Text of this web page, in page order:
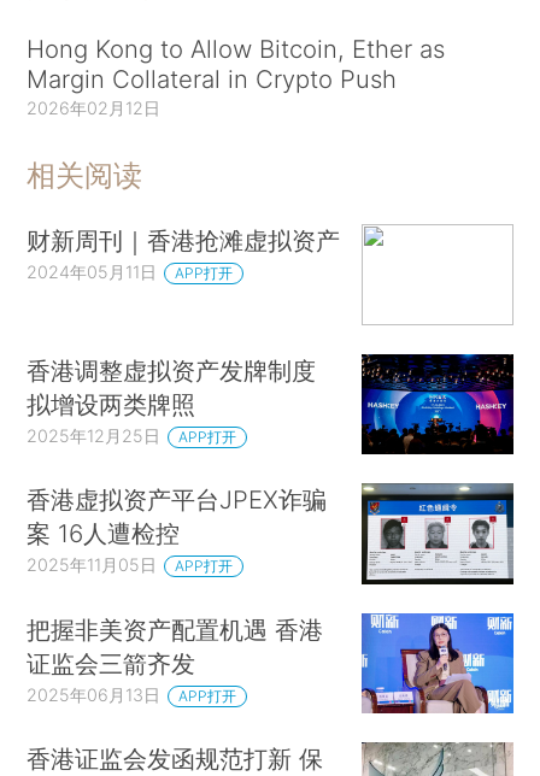
Hong Kong to Allow Bitcoin, Ether as
Margin Collateral in Crypto Push
2026年02月12日
相关阅读
财新周刊｜香港抢滩虚拟资产
2024年05月11日 APP打开
香港调整虚拟资产发牌制度
拟增设两类牌照
2025年12月25日 APP打开
香港虚拟资产平台JPEX诈骗
案 16人遭检控
2025年11月05日 APP打开
把握非美资产配置机遇 香港
证监会三箭齐发
2025年06月13日 APP打开
香港证监会发函规范打新 保